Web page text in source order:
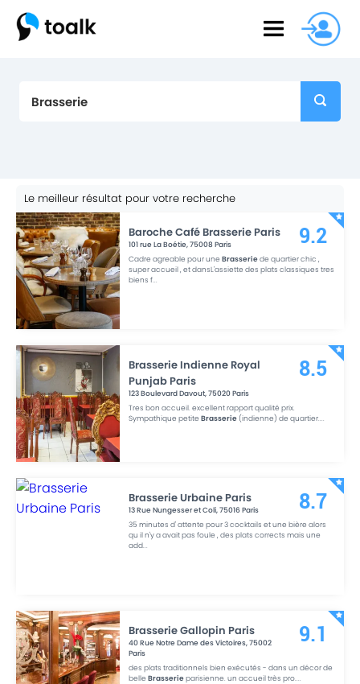
Le meilleur résultat pour votre recherche
Baroche Café Brasserie Paris
101 rue La Boétie,75008 Paris
Cadre agreable pour uneBrasseriede quartier chic ,
super accueil , et dansL'assiette des plats classiques tres
biens f...
9.2
Brasserie Indienne Royal
Punjab Paris
123 Boulevard Davout,75020Paris
Tres bon accueil. excellent rapport qualité prix.
Sympathique petiteBrasserie (indienne) de quartier....
8.5
Brasserie Urbaine Paris
13 Rue Nungesser et Coli,75016Paris
35 minutes d' attente pour 3 cocktails et une bière alors
qu il n'y a avait pas foule , des plats corrects mais une
add...
8.7
Brasserie Gallopin Paris
40 Rue Notre Dame des Victoires,75002
Paris
des plats traditionnels bien exécutés - dans un décor de
belleBrasserieparisienne. un accueil très pro....
9.1